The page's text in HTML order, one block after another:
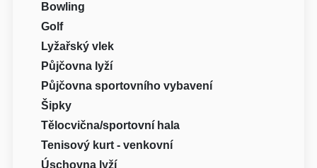
Bowling
Golf
Lyžařský vlek
Půjčovna lyží
Půjčovna sportovního vybavení
Šipky
Tělocvična/sportovní hala
Tenisový kurt - venkovní
Úschovna lyží